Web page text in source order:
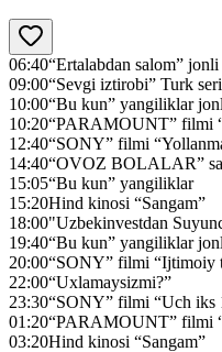
06:40“Ertalabdan salom”
09:00“Sevgi iztirobi” Turk
10:00“Bu kun” yangiliklar
10:20“PARAMOUNT” filmi
12:40“SONY” filmi
14:40“OVOZ BOLALAR”
15:05“Bu kun” yangiliklar
15:20Hind kinosi “Sangam”
18:00"Uzbekinvestdan
19:40“Bu kun” yangiliklar
20:00“SONY” filmi “Ijtimoiy
22:00“Uxlamaysizmi?”
23:30“SONY” filmi “Uch iks
01:20“PARAMOUNT” filmi
03:20Hind kinosi “Sangam”